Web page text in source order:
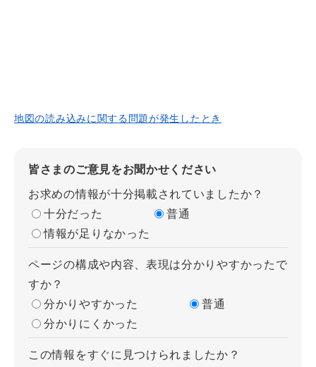
地図の読み込みに関する問題が発生したとき
皆さまのご意見をお聞かせください
お求めの情報が十分掲載されていましたか？
十分だった
普通
情報が足りなかった
ページの構成や内容、表現は分かりやすかったで
すか？
分かりやすかった
普通
分かりにくかった
この情報をすぐに見つけられましたか？